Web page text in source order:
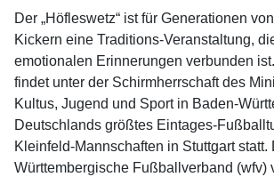
Der „Höfleswetz“ ist für Generationen
Kickern eine Traditions-Veranstaltung,
emotionalen Erinnerungen verbunden
findet unter der Schirmherrschaft des
Kultus, Jugend und Sport in Baden-
Deutschlands größtes Eintages-
Kleinfeld-Mannschaften in Stuttgart statt.
Württembergische Fußballverband (wfv)